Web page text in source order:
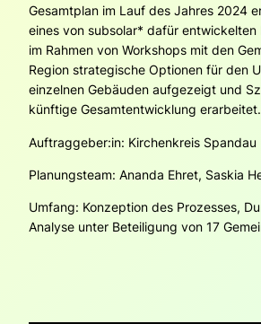
Gesamtplan im Lauf des Jahres 2024
eines von subsolar* dafür entwickelten
im Rahmen von Workshops mit den
Region strategische Optionen für den
einzelnen Gebäuden aufgezeigt und
künftige Gesamtentwicklung erarbeitet.
Auftraggeber:in: Kirchenkreis Spandau
Planungsteam: Ananda Ehret, Saskia
Umfang: Konzeption des Prozesses,
Analyse unter Beteiligung von 17